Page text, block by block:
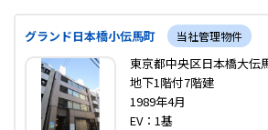
グランド日本橋小伝馬町 当社管理物件
東京都中央区日本橋大伝
地下1階付7階建
1989年4月
EV：1基